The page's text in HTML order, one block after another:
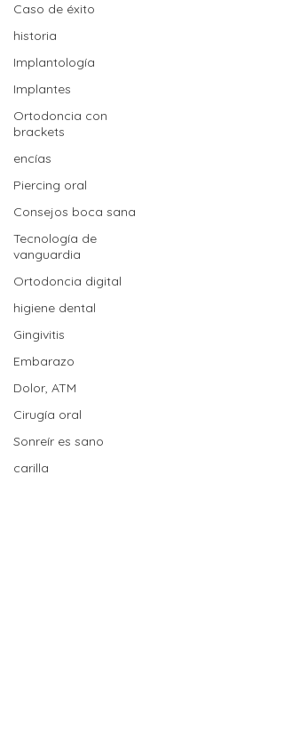
Caso de éxito
historia
Implantología
Implantes
Ortodoncia con
brackets
encías
Piercing oral
Consejos boca sana
Tecnología de
vanguardia
Ortodoncia digital
higiene dental
Gingivitis
Embarazo
Dolor, ATM
Cirugía oral
Sonreír es sano
carilla